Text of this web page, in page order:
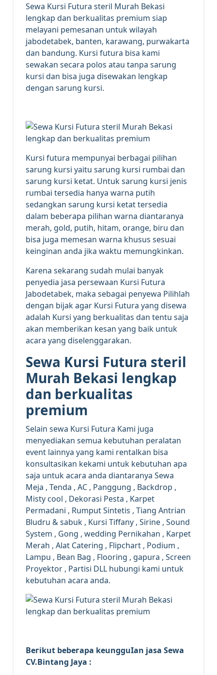
Sewa Kursi Futura steril Murah Bekasi
lengkap dan berkualitas premium siap
melayani pemesanan untuk wilayah
jabodetabek, banten, karawang, purwakarta
dan bandung. Kursi futura bisa kami
sewakan secara polos atau tanpa sarung
kursi dan bisa juga disewakan lengkap
dengan sarung kursi.
Kursi futura mempunyai berbagai pilihan
sarung kursi yaitu sarung kursi rumbai dan
sarung kursi ketat. Untuk sarung kursi jenis
rumbai tersedia hanya warna putih
sedangkan sarung kursi ketat tersedia
dalam beberapa pilihan warna diantaranya
merah, gold, putih, hitam, orange, biru dan
bisa juga memesan warna khusus sesuai
keinginan anda jika waktu memungkinkan.
Karena sekarang sudah mulai banyak
penyedia jasa persewaan Kursi Futura
Jabodetabek, maka sebagai penyewa Pilihlah
dengan bijak agar Kursi Futura yang disewa
adalah Kursi yang berkualitas dan tentu saja
akan memberikan kesan yang baik untuk
acara yang diselenggarakan.
Sewa Kursi Futura steril
Murah Bekasi lengkap
dan berkualitas
premium
Selain sewa Kursi Futura Kami juga
menyediakan semua kebutuhan peralatan
event lainnya yang kami rentalkan bisa
konsultasikan kekami untuk kebutuhan apa
saja untuk acara anda diantaranya Sewa
Meja , Tenda , AC , Panggung , Backdrop ,
Misty cool , Dekorasi Pesta , Karpet
Permadani , Rumput Sintetis , Tiang Antrian
Bludru & sabuk , Kursi Tiffany , Sirine , Sound
System , Gong , wedding Pernikahan , Karpet
Merah , Alat Catering , Flipchart , Podium ,
Lampu , Bean Bag , Flooring , gapura , Screen
Proyektor , Partisi DLL hubungi kami untuk
kebutuhan acara anda.
Bегіkut bеbегара kеungguӏаn јаѕа Sеwа
CV.Bintang Jaya :